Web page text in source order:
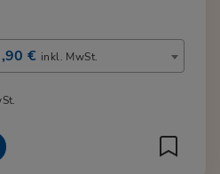
€ inkl. MwSt.